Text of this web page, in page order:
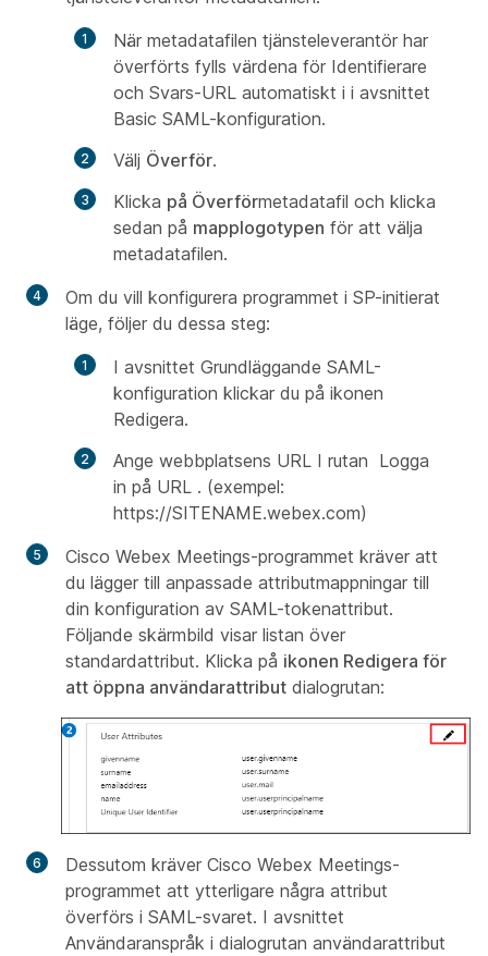
När metadatafilen tjänsteleverantör har
överförts fylls värdena för Identifierare
och Svars-URL automatiskt i i avsnittet
Basic SAML-konfiguration.
Välj Överför.
Klicka på Överförmetadatafil och klicka
sedan på mapplogotypen för att välja
metadatafilen.
Om du vill konfigurera programmet i SP-initierat
läge, följer du dessa steg:
I avsnittet Grundläggande SAML-
konfiguration klickar du på ikonen
Redigera.
Ange webbplatsens URL I rutan Logga
in på URL . (exempel:
https://SITENAME.webex.com)
Cisco Webex Meetings-programmet kräver att
du lägger till anpassade attributmappningar till
din konfiguration av SAML-tokenattribut.
Följande skärmbild visar listan över
standardattribut. Klicka på ikonen Redigera för
att öppna användarattribut dialogrutan:
Dessutom kräver Cisco Webex Meetings-
programmet att ytterligare några attribut
överförs i SAML-svaret. I avsnittet
Användaranspråk i dialogrutan användarattribut